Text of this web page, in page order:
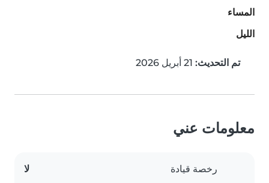
المساء
الليل
تم التحديث:
معلومات عني
رخصة قيادة لا